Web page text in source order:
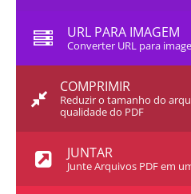
URL PARA IMAGEM
Converter URL para
COMPRIMIR
Reduzir o tamanho do
qualidade do PDF
JUNTAR
Junte Arquivos PDF em